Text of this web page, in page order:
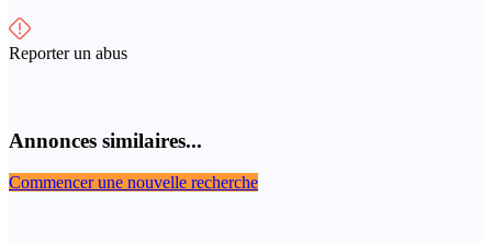
Reporter un abus
Annonces similaires...
Commencer une nouvelle recherche